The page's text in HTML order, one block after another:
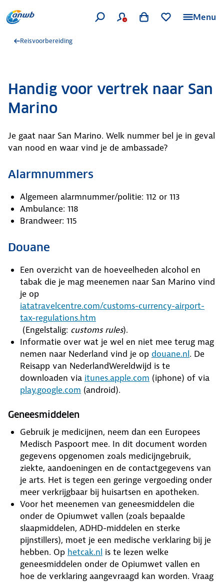
Menu
Reisvoorbereiding
Handig voor vertrek naar San
Marino
Je gaat naar San Marino. Welk nummer bel je in geval
van nood en waar vind je de ambassade?
Alarmnummers
Algemeen alarmnummer/politie: 112 or 113
Ambulance: 118
Brandweer: 115
Douane
Een overzicht van de hoeveelheden alcohol en
tabak die je mag meenemen naar San Marino vind
je op
iatatravelcentre.com/customs-currency-airport-
tax-regulations.htm
(Engelstalig: customs rules).
Informatie over wat je wel en niet mee terug mag
nemen naar Nederland vind je op douane.nl. De
Reisapp van NederlandWereldwijd is te
downloaden via itunes.apple.com (iphone) of via
play.google.com (android).
Geneesmiddelen
Gebruik je medicijnen, neem dan een Europees
Medisch Paspoort mee. In dit document worden
gegevens opgenomen zoals medicijngebruik,
ziekte, aandoeningen en de contactgegevens van
je arts. Het is tegen een geringe vergoeding onder
meer verkrijgbaar bij huisartsen en apotheken.
Voor het meenemen van geneesmiddelen die
onder de Opiumwet vallen (zoals bepaalde
slaapmiddelen, ADHD-middelen en sterke
pijnstillers), moet je een medische verklaring bij je
hebben. Op hetcak.nl is te lezen welke
geneesmiddelen onder de Opiumwet vallen en
hoe de verklaring aangevraagd kan worden. Vraag